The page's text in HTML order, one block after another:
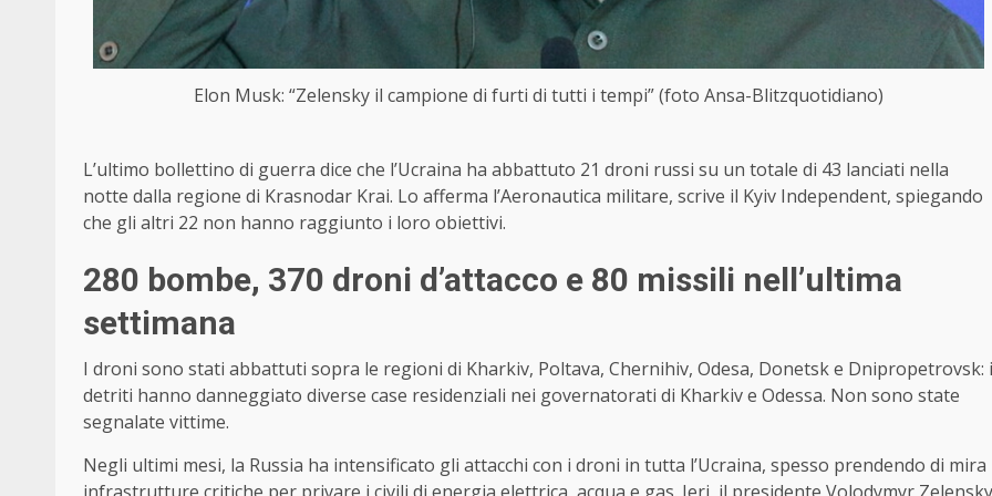
Elon Musk: “Zelensky il campione di furti di tutti i tempi” (foto Ansa-Blitzquotidiano)
L’ultimo bollettino di guerra dice che l’Ucraina ha abbattuto 21 droni russi su un totale di 43 lanciati nella
notte dalla regione di Krasnodar Krai. Lo afferma l’Aeronautica militare, scrive il Kyiv Independent, spiegando
che gli altri 22 non hanno raggiunto i loro obiettivi.
280 bombe, 370 droni d’attacco e 80 missili nell’ultima
settimana
I droni sono stati abbattuti sopra le regioni di Kharkiv, Poltava, Chernihiv, Odesa, Donetsk e Dnipropetrovsk: i
detriti hanno danneggiato diverse case residenziali nei governatorati di Kharkiv e Odessa. Non sono state
segnalate vittime.
Negli ultimi mesi, la Russia ha intensificato gli attacchi con i droni in tutta l’Ucraina, spesso prendendo di mira